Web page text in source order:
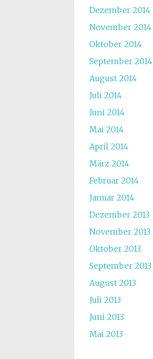
Dezember 2014
November 2014
Oktober 2014
September 2014
August 2014
Juli 2014
Juni 2014
Mai 2014
April 2014
März 2014
Februar 2014
Januar 2014
Dezember 2013
November 2013
Oktober 2013
September 2013
August 2013
Juli 2013
Juni 2013
Mai 2013